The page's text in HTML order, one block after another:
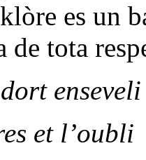
es un
de tota
enseveli
et l’oubli